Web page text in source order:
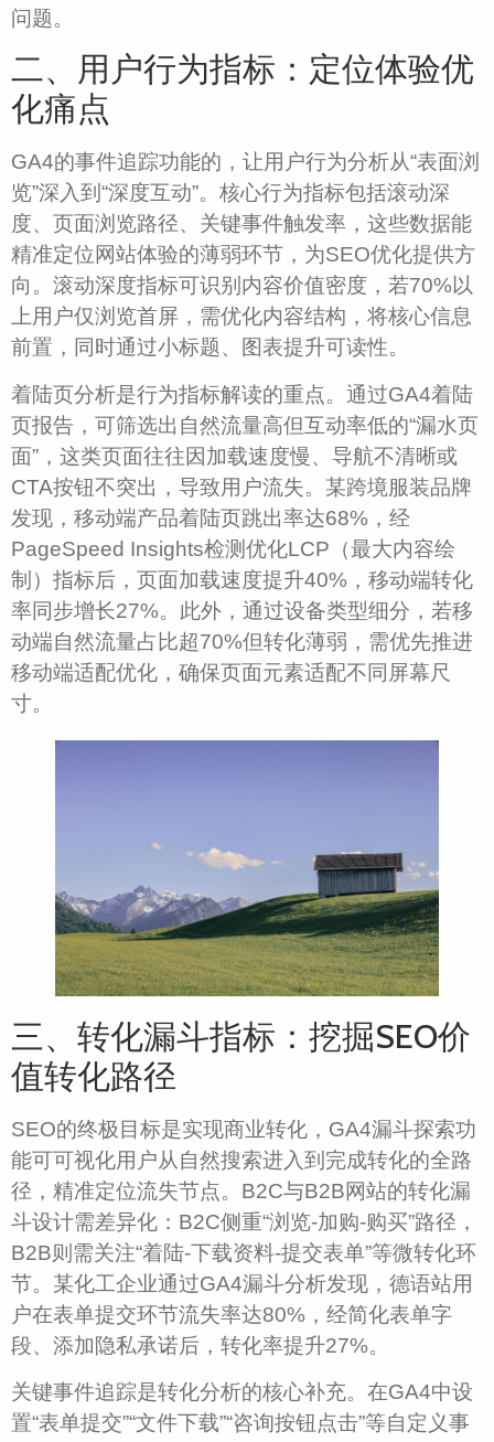
问题。
二、用户行为指标：定位体验优
化痛点
GA4的事件追踪功能的，让用户行为分析从“表面浏
览”深入到“深度互动”。核心行为指标包括滚动深
度、页面浏览路径、关键事件触发率，这些数据能
精准定位网站体验的薄弱环节，为SEO优化提供方
向。滚动深度指标可识别内容价值密度，若70%以
上用户仅浏览首屏，需优化内容结构，将核心信息
前置，同时通过小标题、图表提升可读性。
着陆页分析是行为指标解读的重点。通过GA4着陆
页报告，可筛选出自然流量高但互动率低的“漏水页
面”，这类页面往往因加载速度慢、导航不清晰或
CTA按钮不突出，导致用户流失。某跨境服装品牌
发现，移动端产品着陆页跳出率达68%，经
PageSpeed Insights检测优化LCP（最大内容绘
制）指标后，页面加载速度提升40%，移动端转化
率同步增长27%。此外，通过设备类型细分，若移
动端自然流量占比超70%但转化薄弱，需优先推进
移动端适配优化，确保页面元素适配不同屏幕尺
寸。
三、转化漏斗指标：挖掘SEO价
值转化路径
SEO的终极目标是实现商业转化，GA4漏斗探索功
能可可视化用户从自然搜索进入到完成转化的全路
径，精准定位流失节点。B2C与B2B网站的转化漏
斗设计需差异化：B2C侧重“浏览-加购-购买”路径，
B2B则需关注“着陆-下载资料-提交表单”等微转化环
节。某化工企业通过GA4漏斗分析发现，德语站用
户在表单提交环节流失率达80%，经简化表单字
段、添加隐私承诺后，转化率提升27%。
关键事件追踪是转化分析的核心补充。在GA4中设
置“表单提交”“文件下载”“咨询按钮点击”等自定义事